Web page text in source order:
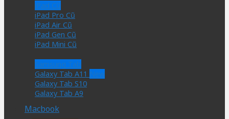
iPad Cũ
iPad Pro Cũ
iPad Air Cũ
iPad Gen Cũ
iPad Mini Cũ
Samsung Tab
Galaxy Tab A11
Galaxy Tab S10
Galaxy Tab A9
Macbook